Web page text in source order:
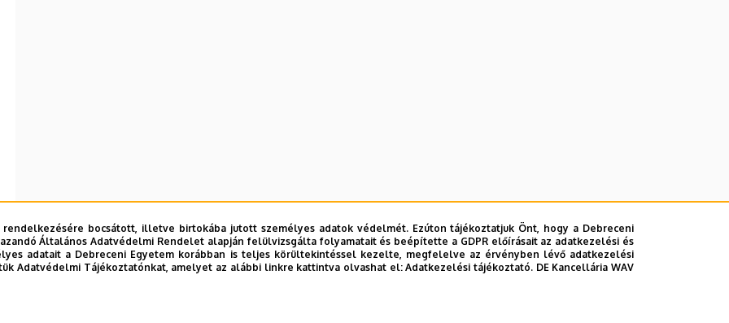
bocsátott, illetve birtokába jutott személyes adatok védelmét. Ezúton tájékoztatjuk Önt, hogy a Debreceni
Általános Adatvédelmi Rendelet alapján felülvizsgálta folyamatait és beépítette a GDPR előírásait az adatkezelési és
adatait a Debreceni Egyetem korábban is teljes körültekintéssel kezelte, megfelelve az érvényben lévő adatkezelési
Adatvédelmi Tájékoztatónkat, amelyet az alábbi linkre kattintva olvashat el:Adatkezelési tájékoztató. DE Kancellária WAV